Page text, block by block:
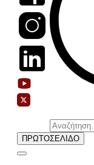
Αναζήτηση
για:
ΠΡΩΤΟΣΕΛΙΔΟ